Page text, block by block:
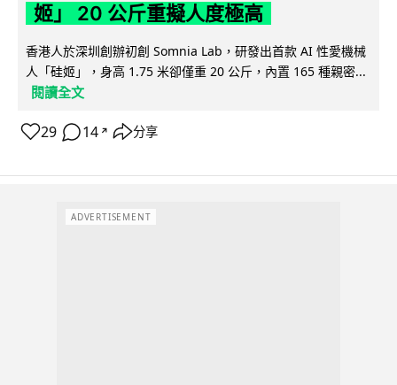
姬」 20 公斤重擬人度極高
香港人於深圳創辦初創 Somnia Lab，研發出首款 AI 性愛機械
人「硅姬」，身高 1.75 米卻僅重 20 公斤，內置 165 種親密...
閱讀全文
29 14 ↗ 分享
ADVERTISEMENT